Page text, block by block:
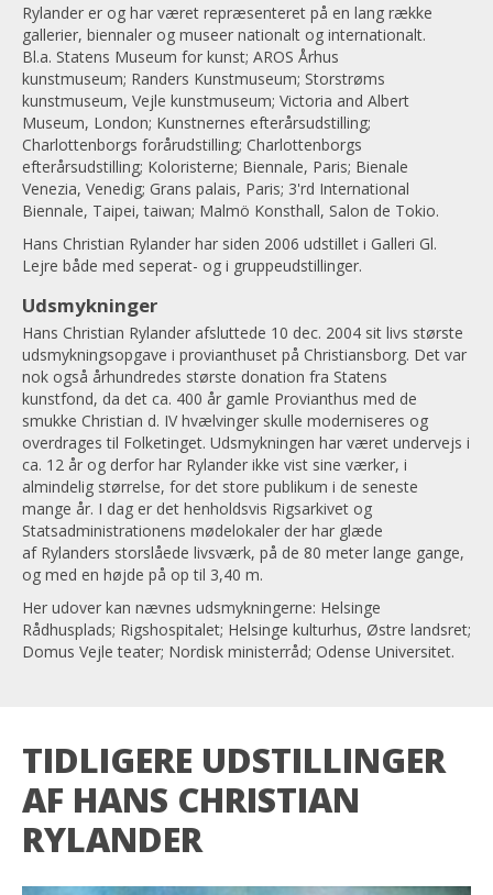
Rylander er og har været repræsenteret på en lang række
gallerier, biennaler og museer nationalt og internationalt.
Bl.a. Statens Museum for kunst; AROS Århus
kunstmuseum; Randers Kunstmuseum; Storstrøms
kunstmuseum, Vejle kunstmuseum; Victoria and Albert
Museum, London; Kunstnernes efterårsudstilling;
Charlottenborgs forårudstilling; Charlottenborgs
efterårsudstilling; Koloristerne; Biennale, Paris; Bienale
Venezia, Venedig; Grans palais, Paris; 3'rd International
Biennale, Taipei, taiwan; Malmö Konsthall, Salon de Tokio.
Hans Christian Rylander har siden 2006 udstillet i Galleri Gl.
Lejre både med seperat- og i gruppeudstillinger.
Udsmykninger
Hans Christian Rylander afsluttede 10 dec. 2004 sit livs største
udsmykningsopgave i provianthuset på Christiansborg. Det var
nok også århundredes største donation fra Statens
kunstfond, da det ca. 400 år gamle Provianthus med de
smukke Christian d. IV hvælvinger skulle moderniseres og
overdrages til Folketinget. Udsmykningen har været undervejs i
ca. 12 år og derfor har Rylander ikke vist sine værker, i
almindelig størrelse, for det store publikum i de seneste
mange år. I dag er det henholdsvis Rigsarkivet og
Statsadministrationens mødelokaler der har glæde
af Rylanders storslåede livsværk, på de 80 meter lange gange,
og med en højde på op til 3,40 m.
Her udover kan nævnes udsmykningerne: Helsinge
Rådhusplads; Rigshospitalet; Helsinge kulturhus, Østre landsret;
Domus Vejle teater; Nordisk ministerråd; Odense Universitet.
TIDLIGERE UDSTILLINGER
AF HANS CHRISTIAN
RYLANDER